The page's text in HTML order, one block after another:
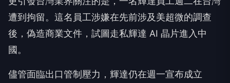
遭到拘留。這名員工涉嫌在先前涉及美超微的調查
後，偽造商業文件，試圖走私輝達 AI 晶片進入中
國。
儘管面臨出口管制壓力，輝達仍在週一宣布成立